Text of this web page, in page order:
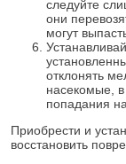
следуйте
они
могут
отклонять
насекомые,
попадания
Приобрести и
восстановить